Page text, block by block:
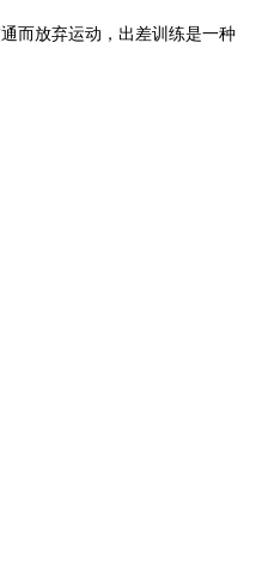
而放弃运动，出差训练是一种